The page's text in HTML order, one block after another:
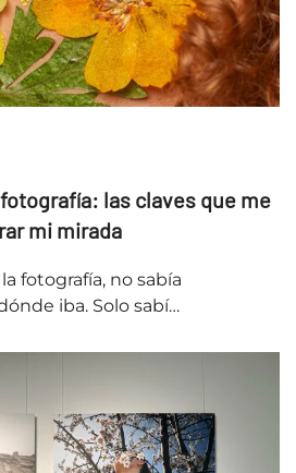
las claves que me
mi mirada
fotografía, no sabía
iba. Solo sabí…